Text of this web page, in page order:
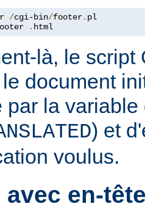
/cgi-bin/footer.
. html
là, le script
document
par la
) et
voulus.
en-